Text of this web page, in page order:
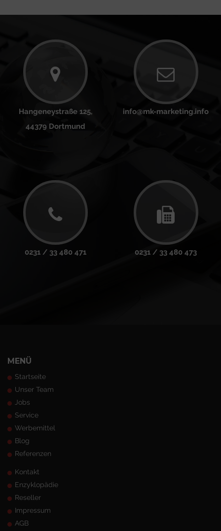
Hangeneystraße 125,
44379 Dortmund
info@mk-marketing.info
0231 / 33 480 471 0231 / 33 480 473
MENÜ
Startseite
Unser Team
Jobs
Service
Werbemittel
Blog
Referenzen
Kontakt
Enzyklopädie
Reseller
Impressum
AGB